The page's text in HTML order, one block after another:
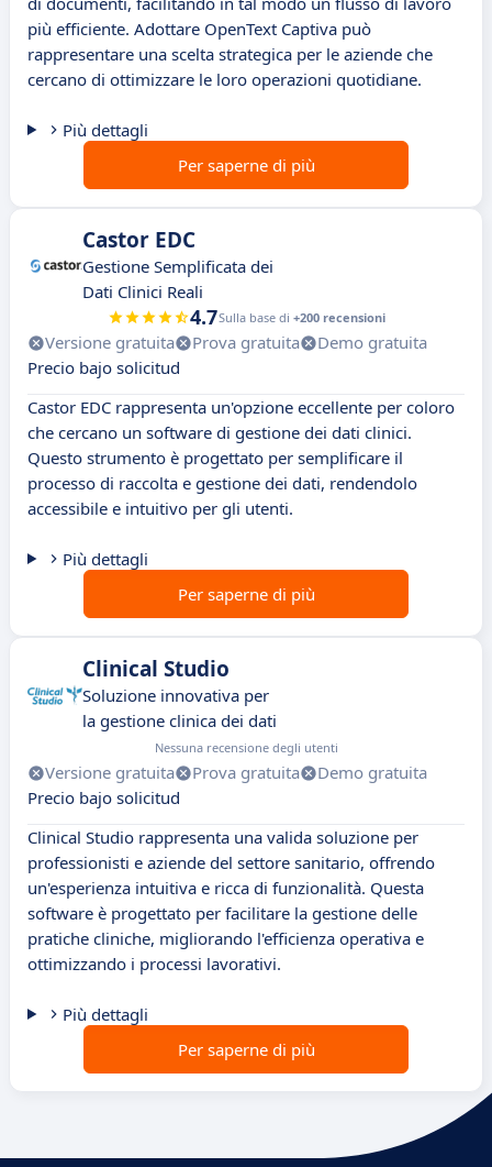
più efficiente. Adottare OpenText Captiva può
rappresentare una scelta strategica per le aziende che
cercano di ottimizzare le loro operazioni quotidiane.
Più dettagli
Per saperne di più
Castor EDC
Gestione Semplificata dei
Dati Clinici Reali
4.7Sulla base di +200 recensioni
Versione gratuita Prova gratuita
Demo gratuita
Precio bajo solicitud
Castor EDC rappresenta un'opzione eccellente per coloro
che cercano un software di gestione dei dati clinici.
Questo strumento è progettato per semplificare il
processo di raccolta e gestione dei dati, rendendolo
accessibile e intuitivo per gli utenti.
Più dettagli
Per saperne di più
Clinical Studio
Soluzione innovativa per
la gestione clinica dei dati
Nessuna recensione degli utenti
Versione gratuita Prova gratuita
Demo gratuita
Precio bajo solicitud
Clinical Studio rappresenta una valida soluzione per
professionisti e aziende del settore sanitario, offrendo
un'esperienza intuitiva e ricca di funzionalità. Questa
software è progettato per facilitare la gestione delle
pratiche cliniche, migliorando l'efficienza operativa e
ottimizzando i processi lavorativi.
Più dettagli
Per saperne di più